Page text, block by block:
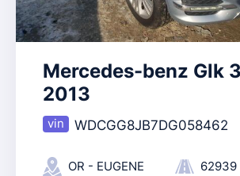
Mercedes-benz Glk
2013
WDCGG8JB7DG058462
OR - EUGENE
62939